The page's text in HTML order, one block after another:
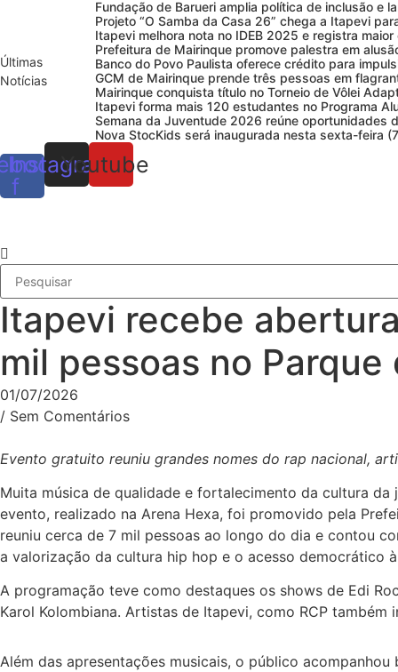
Últimas
Notícias
Fundação de Barueri amplia política de inclusão e
Projeto “O Samba da Casa 26” chega a Itapevi
Itapevi melhora nota no IDEB 2025 e registra
Prefeitura de Mairinque promove palestra em
Banco do Povo Paulista oferece crédito para
GCM de Mairinque prende três pessoas em
Mairinque conquista título no Torneio de Vôlei
Itapevi forma mais 120 estudantes no Programa
Semana da Juventude 2026 reúne oportunidades
Nova StocKids será inaugurada nesta sexta-feira
f
Instagram
Youtube
Itapevi recebe
mil pessoas no Parque
01/07/2026
/ Sem Comentários
Evento gratuito reuniu grandes nomes do rap nacional,
Muita música de qualidade e fortalecimento da cultura
evento, realizado na Arena Hexa, foi promovido pela
reuniu cerca de 7 mil pessoas ao longo do dia e contou
a valorização da cultura hip hop e o acesso democrático
A programação teve como destaques os shows de Edi
Karol Kolombiana. Artistas de Itapevi, como RCP
Além das apresentações musicais, o público